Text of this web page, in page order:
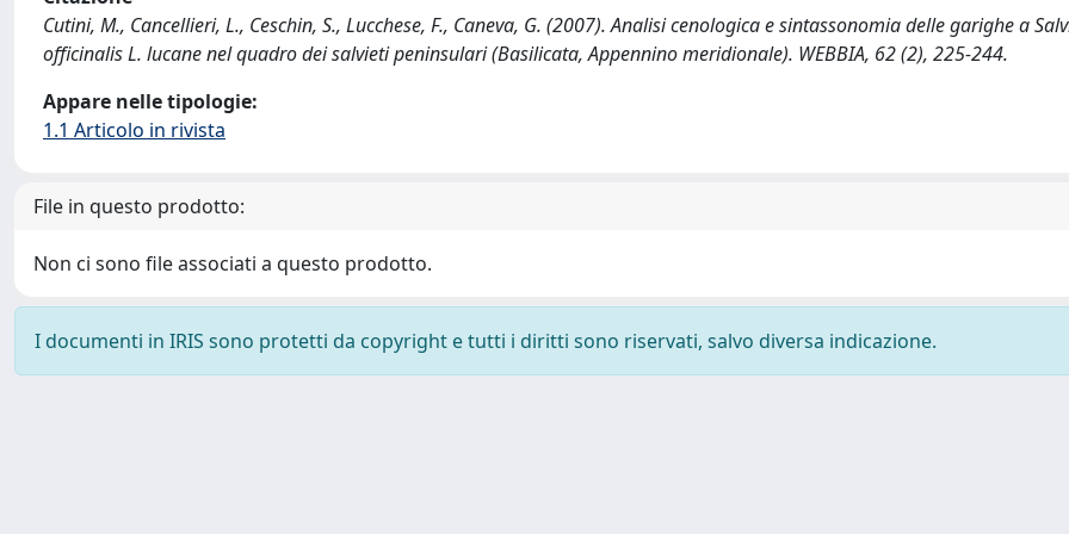
Cutini, M., Cancellieri, L., Ceschin, S., Lucchese, F., Caneva, G. (2007). Analisi cenologica e sintassonomia delle garighe a
officinalis L. lucane nel quadro dei salvieti peninsulari (Basilicata, Appennino meridionale). WEBBIA, 62 (2), 225-244.
Appare nelle tipologie:
1.1 Articolo in rivista
File in questo prodotto:
Non ci sono file associati a questo prodotto.
I documenti in IRIS sono protetti da copyright e tutti i diritti sono riservati, salvo diversa indicazione.